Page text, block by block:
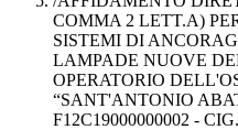
COMMA 2 LETT.A)
SISTEMI DI
LAMPADE NUOVE
OPERATORIO
“SANT'ANTONIO
F12C19000000002 -